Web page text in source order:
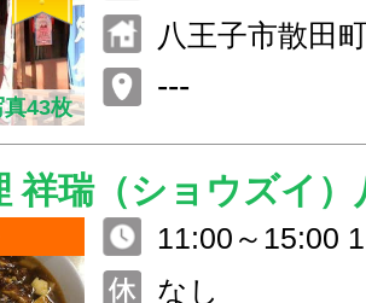
真43枚
八王子市散田
---
祥瑞（ショウズイ）
11:00～15:00
なし